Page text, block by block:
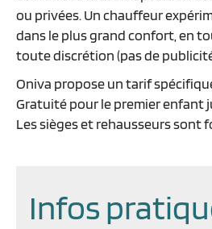
ou privées. Un chauffeur
dans le plus grand confort, en
toute discrétion (pas de
Oniva propose un tarif
Gratuité pour le premier enfant
Les sièges et rehausseurs sont
Infos